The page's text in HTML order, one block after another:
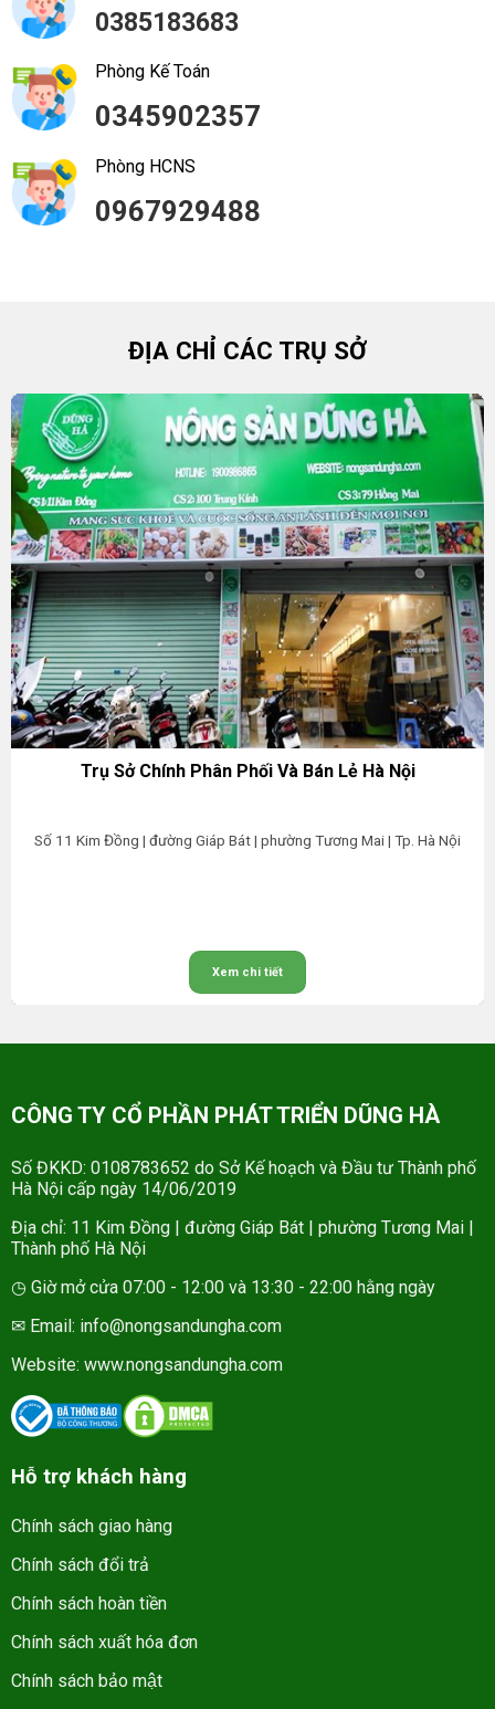
0385183683
Phòng Kế Toán
0345902357
Phòng HCNS
0967929488
ĐỊA CHỈ CÁC TRỤ SỞ
Trụ Sở Chính Phân Phối Và Bán Lẻ Hà Nội
Số 11 Kim Đồng | đường Giáp Bát | phường Tương Mai | Tp. Hà Nội
Xem chi tiết
CÔNG TY CỔ PHẦN PHÁT TRIỂN DŨNG HÀ
Số ĐKKD: 0108783652 do Sở Kế hoạch và Đầu tư Thành phố
Hà Nội cấp ngày 14/06/2019
Địa chỉ: 11 Kim Đồng | đường Giáp Bát | phường Tương Mai |
Thành phố Hà Nội
◷ Giờ mở cửa 07:00 - 12:00 và 13:30 - 22:00 hằng ngày
✉ Email: info@nongsandungha.com
Website: www.nongsandungha.com
Hỗ trợ khách hàng
Chính sách giao hàng
Chính sách đổi trả
Chính sách hoàn tiền
Chính sách xuất hóa đơn
Chính sách bảo mật